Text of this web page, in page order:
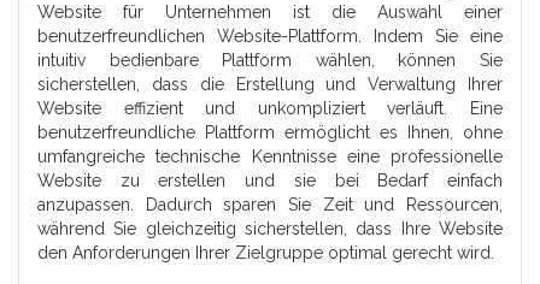
Website für Unternehmen ist die Auswahl einer
benutzerfreundlichen Website-Plattform. Indem Sie eine
intuitiv bedienbare Plattform wählen, können Sie
sicherstellen, dass die Erstellung und Verwaltung Ihrer
Website effizient und unkompliziert verläuft. Eine
benutzerfreundliche Plattform ermöglicht es Ihnen, ohne
umfangreiche technische Kenntnisse eine professionelle
Website zu erstellen und sie bei Bedarf einfach
anzupassen. Dadurch sparen Sie Zeit und Ressourcen,
während Sie gleichzeitig sicherstellen, dass Ihre Website
den Anforderungen Ihrer Zielgruppe optimal gerecht wird.